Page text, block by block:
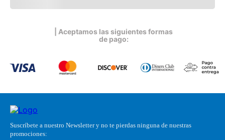
| Aceptamos las siguientes formas
de pago:
Suscríbete a nuestro Newsletter y no te pierdas ninguna de nuestras
promociones: